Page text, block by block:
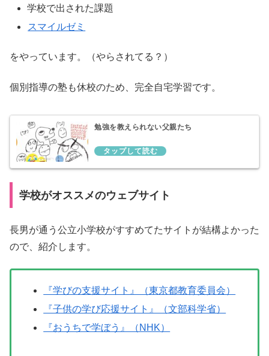
学校で出された課題
スマイルゼミ
をやっています。（やらされてる？）
個別指導の塾も休校のため、完全自宅学習です。
勉強を教えられない父親たち
学校がオススメのウェブサイト
長男が通う公立小学校がすすめてたサイトが結構よかった
ので、紹介します。
『学びの支援サイト』（東京都教育委員会）
『子供の学び応援サイト』（文部科学省）
『おうちで学ぼう』（NHK）